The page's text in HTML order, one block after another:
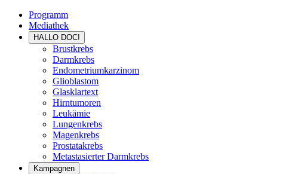
Programm
Mediathek
HALLO DOC!
Brustkrebs
Darmkrebs
Endometriumkarzinom
Glioblastom
Glasklartext
Hirntumoren
Leukämie
Lungenkrebs
Magenkrebs
Prostatakrebs
Metastasierter Darmkrebs
Kampagnen